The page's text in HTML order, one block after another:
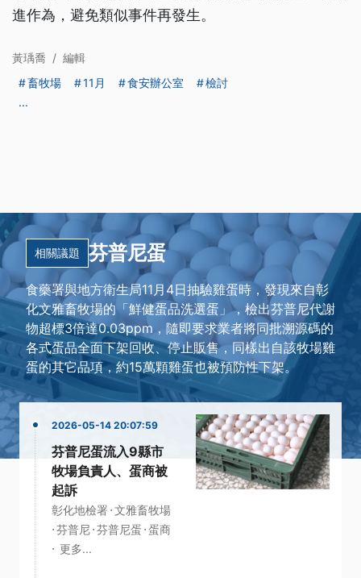
進作為，避免類似事件再發生。
黃瑀喬 / 編輯
畜牧場
11月 食安辦公室
檢討
...
相關議題 芬普尼蛋
食藥署與地方衛生局11月4日抽驗雞蛋時，發現來自彰
化文雅畜牧場的「鮮健蛋品洗選蛋」，檢出芬普尼代謝
物超標3倍達0.03ppm，隨即要求業者將同批溯源碼的
各式蛋品全面下架回收、停止販售，同樣出自該牧場雞
蛋的其它品項，約15萬顆雞蛋也被預防性下架。
2026-05-14 20:07:59
芬普尼蛋流入9縣市
牧場負責人、蛋商被
起訴
彰化地檢署 ·文雅畜牧場
·芬普尼·芬普尼蛋 ·蛋商
· 更多...